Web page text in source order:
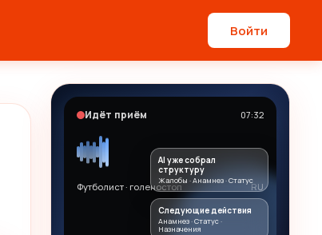
Войти
Идёт приём 07:32
Футболист · голеностоп RU
AI уже собрал
структуру
Жалобы · Анамнез · Статус
Следующие действия
Анамнез · Статус ·
Назначения